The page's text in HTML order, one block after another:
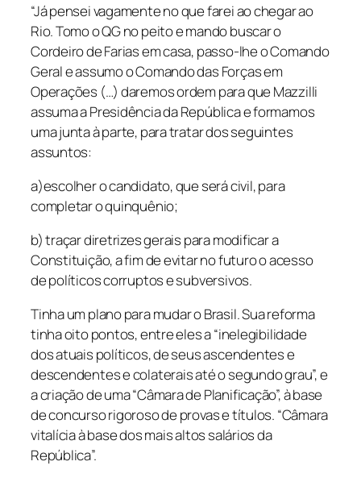
“Já pensei vagamente no que farei ao chegar ao
Rio. Tomo o QG no peito e mando buscar o
Cordeiro de Farias em casa, passo-lhe o Comando
Geral e assumo o Comando das Forças em
Operações (…) daremos ordem para que Mazzilli
assuma a Presidência da República e formamos
uma junta à parte, para tratar dos seguintes
assuntos:
a)escolher o candidato, que será civil, para
completar o quinquênio;
b) traçar diretrizes gerais para modificar a
Constituição, a fim de evitar no futuro o acesso
de políticos corruptos e subversivos.
Tinha um plano para mudar o Brasil. Sua reforma
tinha oito pontos, entre eles a “inelegibilidade
dos atuais políticos, de seus ascendentes e
descendentes e colaterais até o segundo grau”, e
a criação de uma “Câmara de Planificação”, à base
de concurso rigoroso de provas e títulos. “Câmara
vitalícia à base dos mais altos salários da
República”.